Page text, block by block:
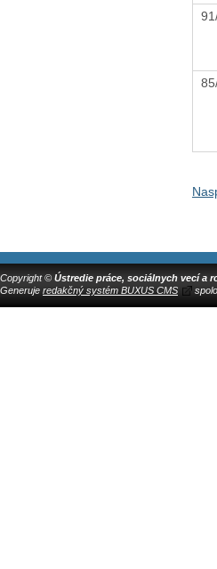
Copyright © Ústredie práce, sociálnych vecí a
Generuje redakčný systém BUXUS CMS